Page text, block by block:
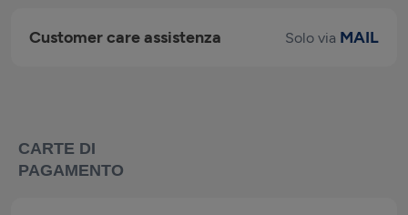
Customer care assistenza Solo via MAIL
CARTE DI
PAGAMENTO